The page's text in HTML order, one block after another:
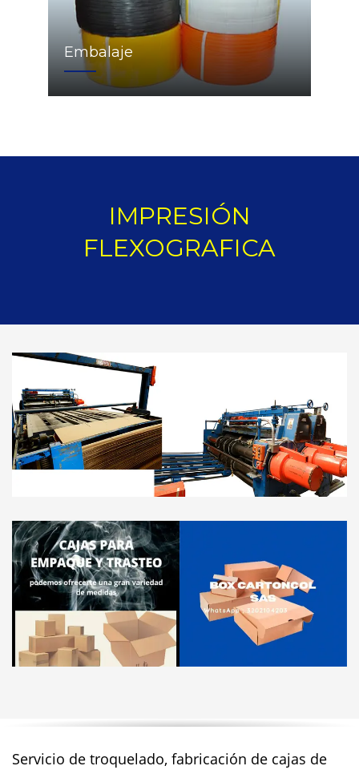
Embalaje
IMPRESIÓN
FLEXOGRAFICA
Servicio de troquelado, fabricación de cajas de